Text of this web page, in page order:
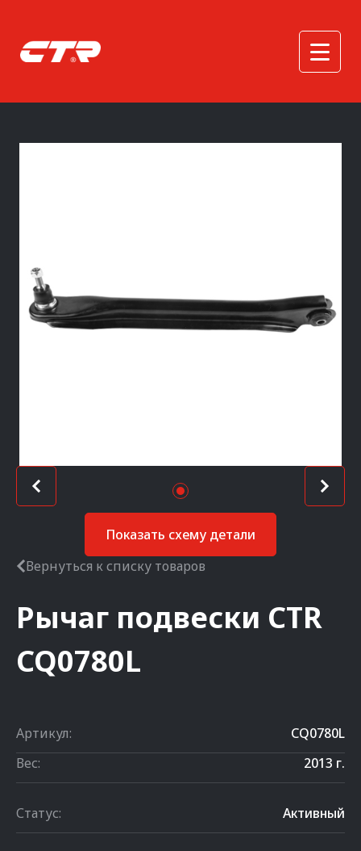
Показать схему детали
Вернуться к списку товаров
Рычаг подвески CTR
CQ0780L
Артикул:
CQ0780L
Вес:
2013 г.
Статус: Активный